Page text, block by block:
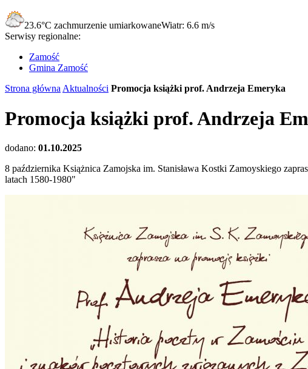
23.6°C zachmurzenie umiarkowaneWiatr: 6.6 m/s
Serwisy regionalne:
Zamość
Gmina Zamość
Strona główna Aktualności Promocja książki prof. Andrzeja Emeryka
Promocja książki prof. Andrzeja
dodano: 01.10.2025
8 października Książnica Zamojska im. Stanisława Kostki Zamoyskiego
latach 1580-1980"